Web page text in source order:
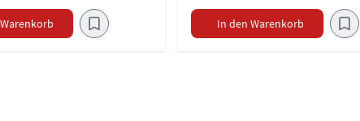
In den Warenkorb